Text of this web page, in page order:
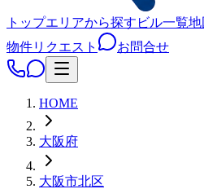
トップエリアから探す ビル一覧地
物件リクエスト
お問合せ
HOME
大阪府
大阪市北区